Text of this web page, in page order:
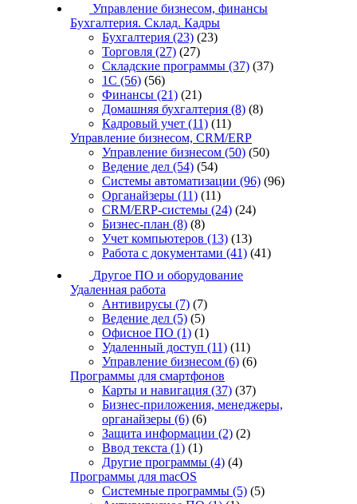
Управление бизнесом, финансы
Бухгалтерия. Склад. Кадры
Бухгалтерия (23) (23)
Торговля (27) (27)
Складские программы (37) (37)
1С (56) (56)
Финансы (21) (21)
Домашняя бухгалтерия (8) (8)
Кадровый учет (11) (11)
Управление бизнесом, CRM/ERP
Управление бизнесом (50) (50)
Ведение дел (54) (54)
Системы автоматизации (96) (96)
Органайзеры (11) (11)
CRM/ERP-системы (24) (24)
Бизнес-план (8) (8)
Учет компьютеров (13) (13)
Работа с документами (41) (41)
Другое ПО и оборудование
Удаленная работа
Антивирусы (7) (7)
Ведение дел (5) (5)
Офисное ПО (1) (1)
Удаленный доступ (11) (11)
Управление бизнесом (6) (6)
Программы для смартфонов
Карты и навигация (37) (37)
Бизнес-приложения, менеджеры,
органайзеры (6) (6)
Защита информации (2) (2)
Ввод текста (1) (1)
Другие программы (4) (4)
Программы для macOS
Системные программы (5) (5)